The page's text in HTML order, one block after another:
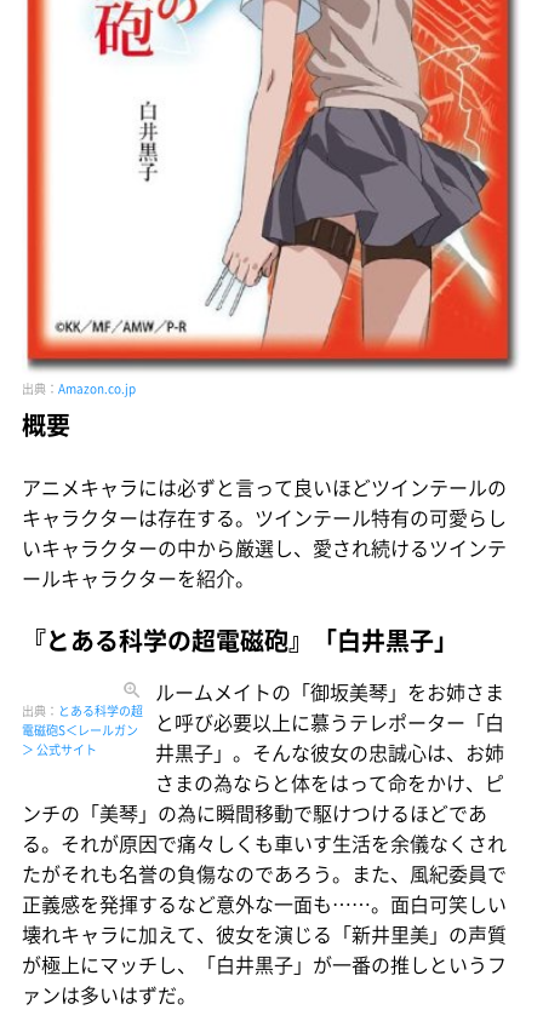
出典： Amazon.co.jp
概要
アニメキャラには必ずと言って良いほどツインテールの
キャラクターは存在する。ツインテール特有の可愛らし
いキャラクターの中から厳選し、愛され続けるツインテ
ールキャラクターを紹介。
『とある科学の超電磁砲』「白井黒子」
出典： とある科学の超
電磁砲S＜レールガン
＞ 公式サイト
ルームメイトの「御坂美琴」をお姉さま
と呼び必要以上に慕うテレポーター「白
井黒子」。そんな彼女の忠誠心は、お姉
さまの為ならと体をはって命をかけ、ピ
ンチの「美琴」の為に瞬間移動で駆けつけるほどであ
る。それが原因で痛々しくも車いす生活を余儀なくされ
たがそれも名誉の負傷なのであろう。また、風紀委員で
正義感を発揮するなど意外な一面も……。面白可笑しい
壊れキャラに加えて、彼女を演じる「新井里美」の声質
が極上にマッチし、「白井黒子」が一番の推しというフ
ァンは多いはずだ。